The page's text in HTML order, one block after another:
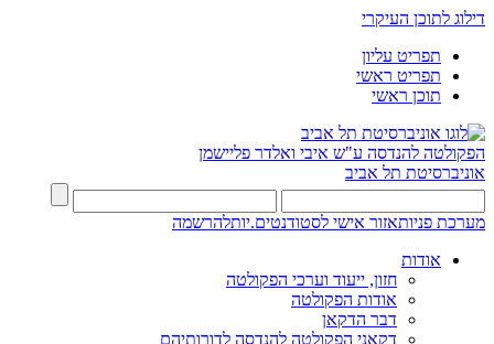
דילוג לתוכן העיקרי
תפריט עליון
תפריט ראשי
תוכן ראשי
הפקולטה להנדסה ע"ש איבי ואלדר פליישמן
אוניברסיטת תל אביב
מערכת פניותאזור אישי לסטודנטים.יותלהרשמה
אודות
חזון, ייעוד וערכי הפקולטה
אודות הפקולטה
דבר הדקאן
דקאני הפקולטה להנדסה לדורותיהם